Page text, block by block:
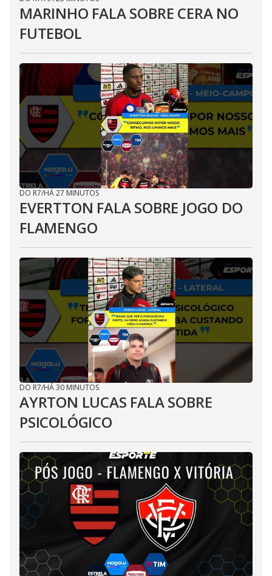
MARINHO FALA SOBRE CERA NO
FUTEBOL
DO R7/HÁ 27 MINUTOS
EVERTTON FALA SOBRE JOGO DO
FLAMENGO
DO R7/HÁ 30 MINUTOS
AYRTON LUCAS FALA SOBRE
PSICOLÓGICO